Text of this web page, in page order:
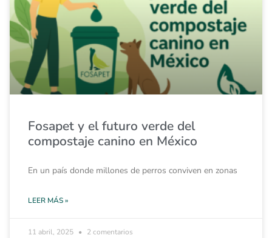
Fosapet y el futuro verde del
compostaje canino en México
En un país donde millones de perros conviven en zonas
LEER MÁS »
11 abril, 2025 2 comentarios